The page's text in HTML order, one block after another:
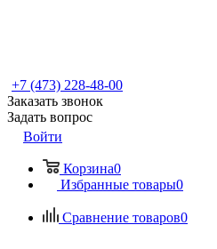
+7 (473) 228-48-00
Заказать звонок
Задать вопрос
Войти
Корзина0
Избранные товары0
Сравнение товаров0